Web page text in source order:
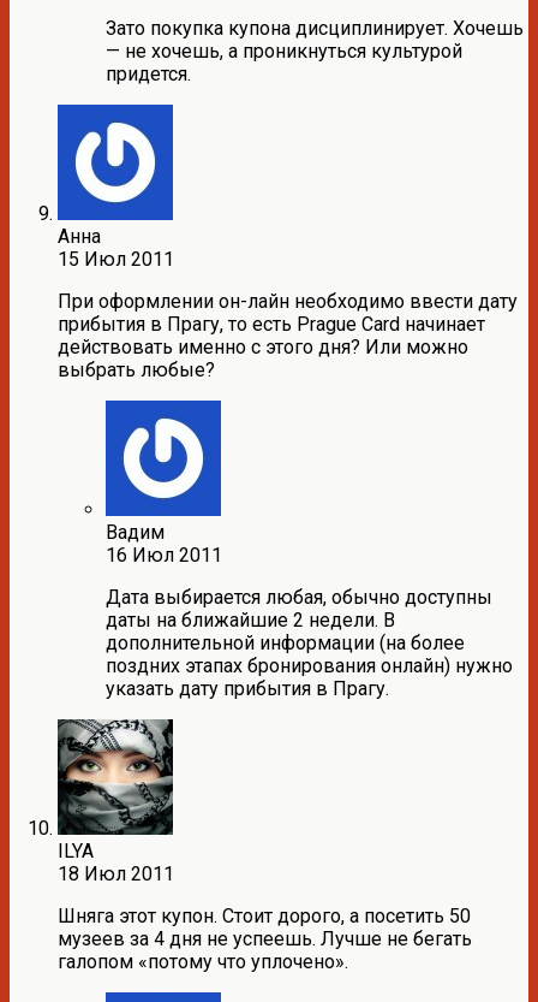
Зато покупка купона дисциплинирует. Хочешь
— не хочешь, а проникнуться культурой
придется.
Анна
15 Июл 2011
При оформлении он-лайн необходимо ввести дату
прибытия в Прагу, то есть Prague Card начинает
действовать именно с этого дня? Или можно
выбрать любые?
Вадим
16 Июл 2011
Дата выбирается любая, обычно доступны
даты на ближайшие 2 недели. В
дополнительной информации (на более
поздних этапах бронирования онлайн) нужно
указать дату прибытия в Прагу.
ILYA
18 Июл 2011
Шняга этот купон. Стоит дорого, а посетить 50
музеев за 4 дня не успеешь. Лучше не бегать
галопом «потому что уплочено».